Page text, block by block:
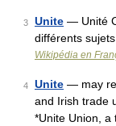
3 Unite — Unité
différents
Wikipédia en
4 Unite — may
and Irish trade
*Unite Union, a